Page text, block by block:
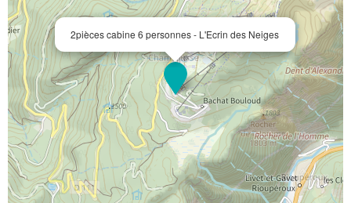
2pièces cabine 6 personnes - L'Ecrin des Neiges